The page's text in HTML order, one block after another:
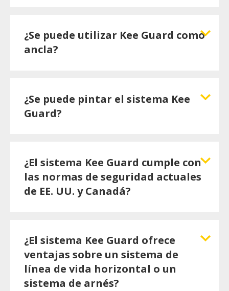
¿Se puede utilizar Kee Guard como
ancla?
¿Se puede pintar el sistema Kee
Guard?
¿El sistema Kee Guard cumple con
las normas de seguridad actuales
de EE. UU. y Canadá?
¿El sistema Kee Guard ofrece
ventajas sobre un sistema de
línea de vida horizontal o un
sistema de arnés?